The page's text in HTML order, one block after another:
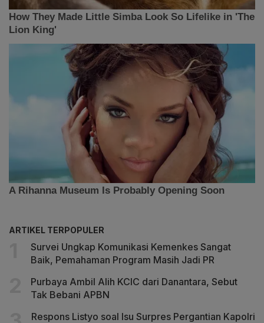
ARTIKEL TERPOPULER
Survei Ungkap Komunikasi Kemenkes Sangat
Baik, Pemahaman Program Masih Jadi PR
Purbaya Ambil Alih KCIC dari Danantara, Sebut
Tak Bebani APBN
Respons Listyo soal Isu Surpres Pergantian Kapolri